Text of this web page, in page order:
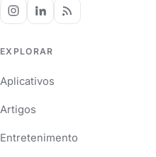
EXPLORAR
Aplicativos
Artigos
Entretenimento